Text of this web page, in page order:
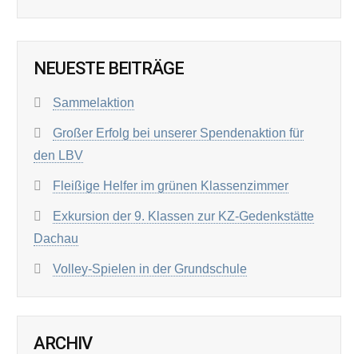
NEUESTE BEITRÄGE
Sammelaktion
Großer Erfolg bei unserer Spendenaktion für
den LBV
Fleißige Helfer im grünen Klassenzimmer
Exkursion der 9. Klassen zur KZ-Gedenkstätte
Dachau
Volley-Spielen in der Grundschule
ARCHIV